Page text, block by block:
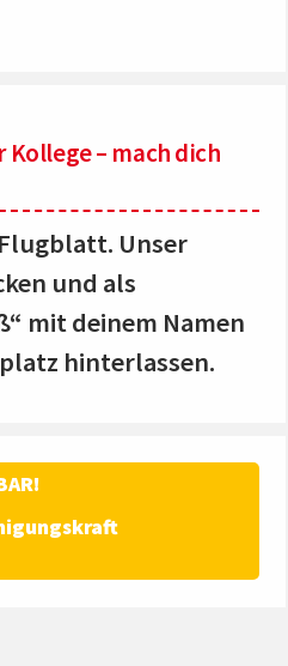
– mach dich
Unser
und als
mit deinem Namen
hinterlassen.